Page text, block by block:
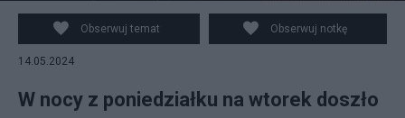
Kopalnia Węgla Kamiennego Mysłowice-Wesoła. Fot.
commons.wikimedia.org/CC BY-SA 3.0
Obserwuj temat Obserwuj notkę
14.05.2024
W nocy z poniedziałku na wtorek doszło